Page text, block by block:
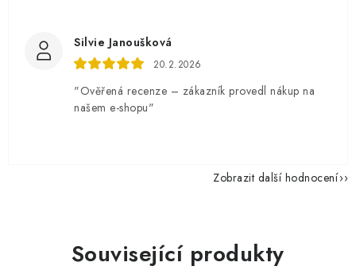
Silvie Janoušková
20.2.2026
"Ověřená recenze – zákazník provedl nákup na
našem e-shopu"
Zobrazit další hodnocení
Související produkty